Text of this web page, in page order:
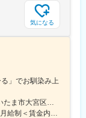
気になる
」でお馴染み上
＜勤務地詳細＞北関東営業部住所：埼玉県さいたま市大宮区桜木町1-195-1 大宮ソラミチKOZ 12階受動喫煙対策：屋内全面禁煙変更の範囲：会社の定める事業所（リモートワーク含む）
＜予定年収＞450万円～700万円＜賃金形態＞月給制＜賃金内訳＞月額（基本給）：274,000円～400,000円＜月給＞274,000円～400,000円＜昇給有無＞有＜残業手当＞有＜給与補足＞※経験・スキルを考慮のうえ、当社規定にて決定■昇給：年1回■賞与：年2回（7月・12月）賃金はあくまでも目安の金額であり、選考を通じて上下する可能性があります。月給(月額)は固定手当を含めた表記です。